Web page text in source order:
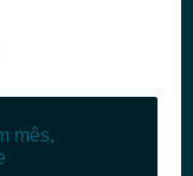
mês,